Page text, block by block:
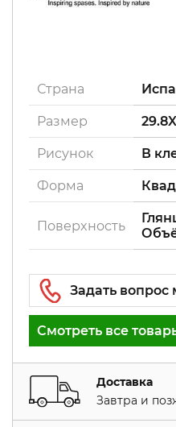
Страна
Размер
Рисунок В
Форма
Поверxность
Смотреть все
Доставка
Завтра и